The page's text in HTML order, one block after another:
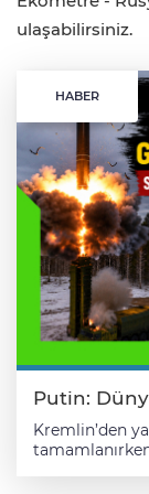
ulaşabilirsiniz.
HABER
Putin:
Kremlin’den